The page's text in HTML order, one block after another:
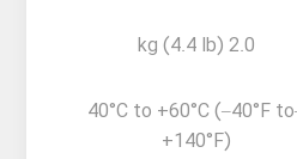
2.0 kg (4.4 lb)
–40°C to +60°C (–40°F to
+140°F)